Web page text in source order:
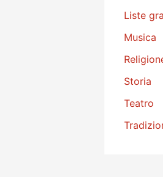
Liste
Musica
Storia
Teatro